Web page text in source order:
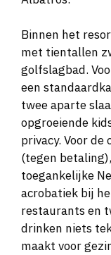
Binnen het
met tientallen
golfslagbad.
een
twee aparte
opgroeiende
privacy. Voor
(tegen
toegankelijke
acrobatiek bij
restaurants en
drinken niets
maakt voor